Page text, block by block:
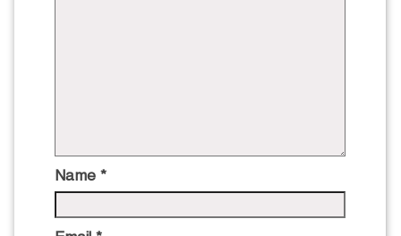
Name *